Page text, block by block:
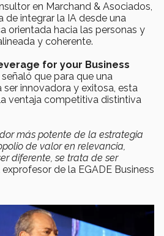
en Marchand & Asociados,
integrar la IA desde una
orientada hacia las personas y
y coherente.
for your Business
señaló que para que una
innovadora y exitosa, esta
ventaja competitiva distintiva
más potente de la estrategia
de valor en relevancia,
diferente, se trata de ser
de la EGADE Business